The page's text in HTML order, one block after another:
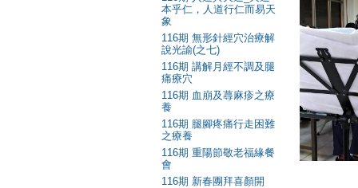
本乎仁，人道行仁而易天
象
116期 無形針經穴治療解
說光諭(之七)
116期 講解月經不調及腿
痛療穴
116期 血崩及蕁麻疹之療
養
116期 腿腳疼痛行走困難
之療養
116期 重陽節敬老福緣餐
會
116期 新春團拜喜顏開